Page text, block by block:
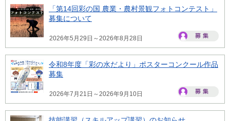
「第14回彩の国 農業・農村景観フォトコンテスト」
募集について
2026年5月29日～2026年8月28日
令和8年度「彩の水だより」ポスターコンクール作品
募集
2026年7月21日～2026年9月10日